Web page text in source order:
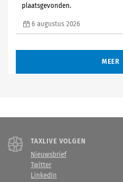
plaatsgevonden.
6 augustus 2026
MEER
TAXLIVE VOLGEN
Nieuwsbrief
Twitter
LinkedIn